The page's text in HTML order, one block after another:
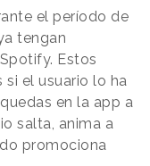
el período de
tengan
Estos
el usuario lo ha
en la app a
salta, anima a
promociona